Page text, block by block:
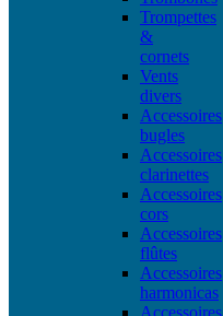
Trompettes
&
cornets
Vents
divers
Accessoires
bugles
Accessoires
clarinettes
Accessoires
cors
Accessoires
flûtes
Accessoires
harmonicas
Accessoires